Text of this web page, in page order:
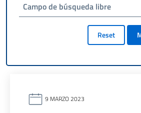
Campo de búsqueda libre
Reset
9 MARZO 2023